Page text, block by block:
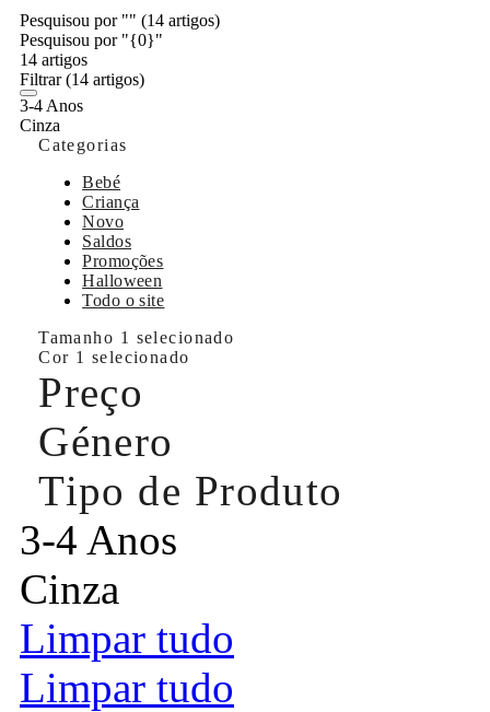
Pesquisou por "" (14 artigos)
Pesquisou por "{0}"
14 artigos
Filtrar(14 artigos)
3-4 Anos
Cinza
Categorias
Bebé
Criança
Novo
Saldos
Promoções
Halloween
Todo o site
Tamanho 1 selecionado
Cor 1 selecionado
Preço
Género
Tipo de Produto
3-4 Anos
Cinza
Limpar tudo
Limpar tudo